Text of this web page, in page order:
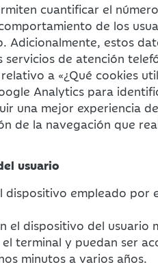
cuantificar el
de los
Adicionalmente, estos
de atención
a «¿Qué cookies
Analytics para
una mejor experiencia
de la navegación que
usuario
dispositivo empleado
el dispositivo del
terminal y puedan ser
minutos a varios años.